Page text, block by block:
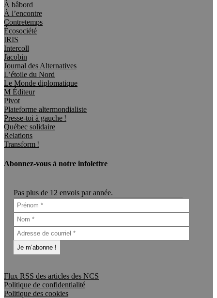
À bâbord
À l’encontre
Contretemps
Écosociété
IRIS
Intercoll
Jacobin
Journal des Alternatives
L’étoile du Nord
Le Monde diplomatique
M Éditeur
Pivot
Plateforme altermondialiste
Presse-toi à gauche !
Québec solidaire
Relations
Transform !
Abonnez-vous à notre infolettre
Pas plus de 12 envois par année.
Flux RSS des articles des NCS
Politique de confidentialité
Politique des cookies